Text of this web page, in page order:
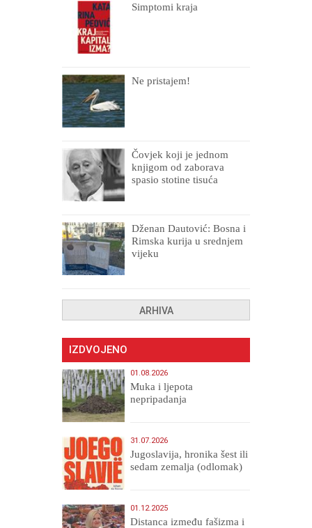
Simptomi kraja
Ne pristajem!
Čovjek koji je jednom
knjigom od zaborava
spasio stotine tisuća
Dženan Dautović: Bosna i
Rimska kurija u srednjem
vijeku
ARHIVA
IZDVOJENO
01.08.2026
Muka i ljepota
nepripadanja
31.07.2026
Jugoslavija, hronika šest ili
sedam zemalja (odlomak)
01.12.2025
Distanca između fašizma i